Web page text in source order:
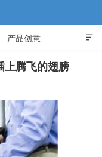

产品创意
腾飞的翅膀